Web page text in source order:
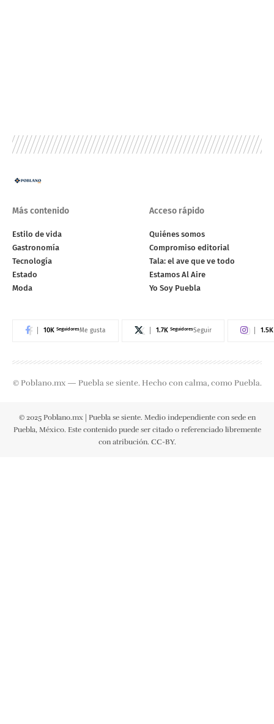
Más contenido
Estilo de vida
Gastronomía
Tecnología
Estado
Moda
Acceso rápido
Quiénes somos
Compromiso editorial
Tala: el ave que ve todo
Estamos Al Aire
Yo Soy Puebla
10K SeguidoresMe gusta 1.7K SeguidoresSeguir 1.5K
© Poblano.mx — Puebla se siente. Hecho con calma, como Puebla.
© 2025 Poblano.mx | Puebla se siente. Medio independiente con sede en
Puebla, México. Este contenido puede ser citado o referenciado libremente
con atribución. CC-BY.